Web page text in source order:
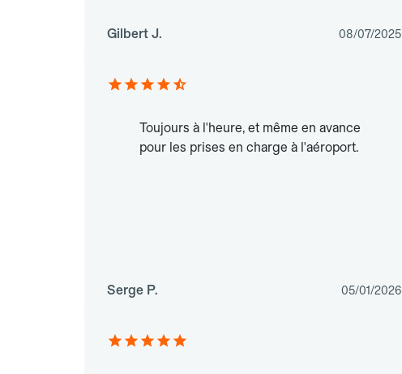
Gilbert J. 08/07/2025
Toujours à l'heure, et même en avance
pour les prises en charge à l'aéroport.
Serge P. 05/01/2026